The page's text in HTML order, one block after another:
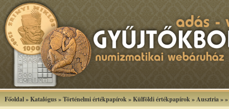
Főoldal»Katalógus»Történelmi értékpapírok»Külföldi értékpapírok»Ausztria»»